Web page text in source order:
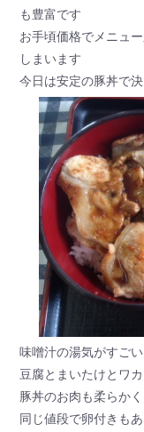
も豊富です
お手頃価格でメニュ
しまいます
今日は安定の豚丼で決
味噌汁の湯気がすご
豆腐とまいたけとワ
豚丼のお肉も柔らか
同じ値段で卵付きも